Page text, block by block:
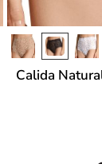
Calida